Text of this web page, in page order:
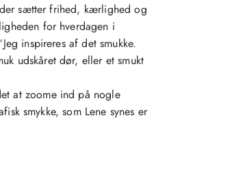
der sætter frihed, kærlighed og
for hverdagen i
inspireres af det smukke.
udskåret dør, eller et smukt
at zoome ind på nogle
smykke, som Lene synes er